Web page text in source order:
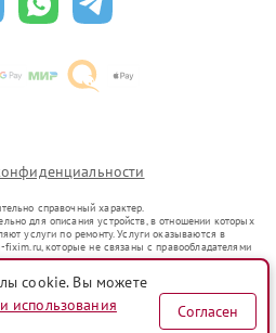
справочный характер.
для описания устройств, в отношении которых
услуги по ремонту. Услуги оказываются в
которые не связаны с правообладателями
введенных в гражданский оборот в соответствии
цели индивидуализации услуг или введения
информирования о предоставляемых услугах по
cookie. Вы можете
использования
Согласен